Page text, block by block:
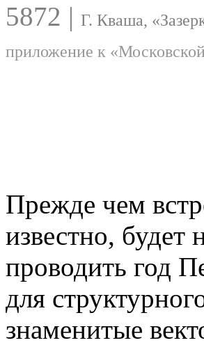
5872 | Г. Кваша,
приложение к
Прежде чем
известно,
проводить год
для
знаменитые